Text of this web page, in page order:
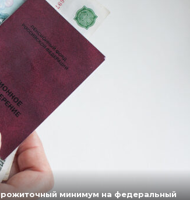
минимум на федеральный